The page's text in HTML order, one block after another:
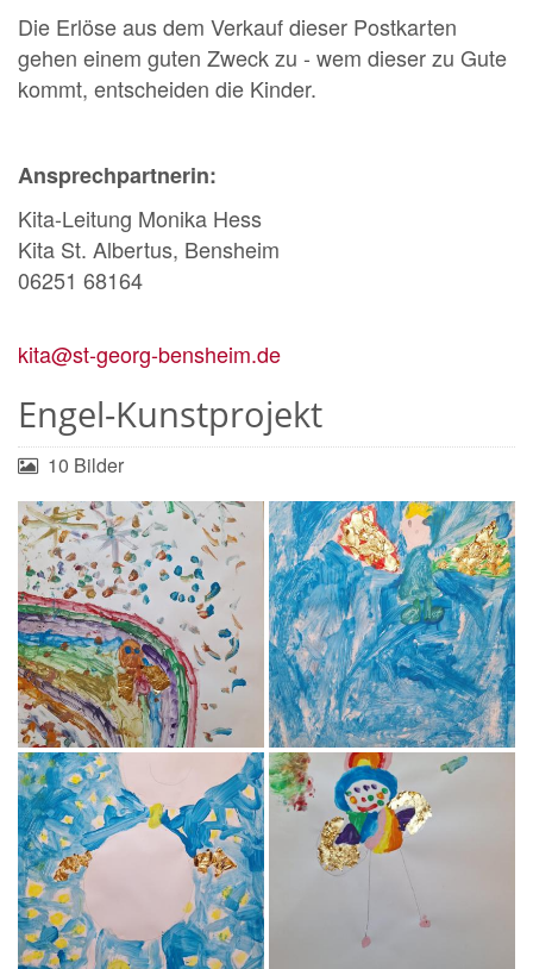
Die Erlöse aus dem Verkauf dieser Postkarten
gehen einem guten Zweck zu - wem dieser zu Gute
kommt, entscheiden die Kinder.
Ansprechpartnerin:
Kita-Leitung Monika Hess
Kita St. Albertus, Bensheim
06251 68164
kita@st-georg-bensheim.de
Engel-Kunstprojekt
10 Bilder